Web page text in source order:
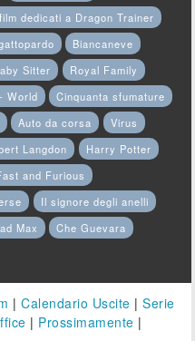
dedicati a Dragon Trainer
Biancaneve
Sitter
Royal Family
World
Cinquanta sfumature
Auto da corsa
Virus
Langdon
Harry Potter
and Furious
Il signore degli anelli
Max
Che Guevara
|Calendario Uscite |Serie
| Prossimamente |